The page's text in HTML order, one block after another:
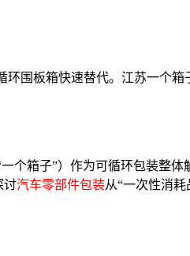
围板箱快速替代。江苏一个箱
个箱子”）作为可循环包装整体
讨汽车零部件包装从“一次性消耗